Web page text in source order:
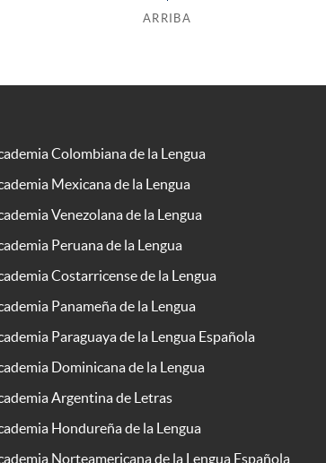
ARRIBA
Colombiana de la Lengua
Mexicana de la Lengua
Venezolana de la Lengua
Peruana de la Lengua
Costarricense de la Lengua
Panameña de la Lengua
Paraguaya de la Lengua Española
Dominicana de la Lengua
Argentina de Letras
Hondureña de la Lengua
Norteamericana de la Lengua Española